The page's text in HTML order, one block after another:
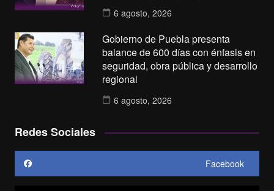
6 agosto, 2026
Gobierno de Puebla presenta
balance de 600 días con énfasis en
seguridad, obra pública y desarrollo
regional
6 agosto, 2026
Redes Sociales
Facebook